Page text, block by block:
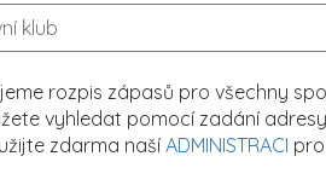
rozpis zápasů pro všechny
vyhledat pomocí zadání
zdarma naší ADMINISTRACI